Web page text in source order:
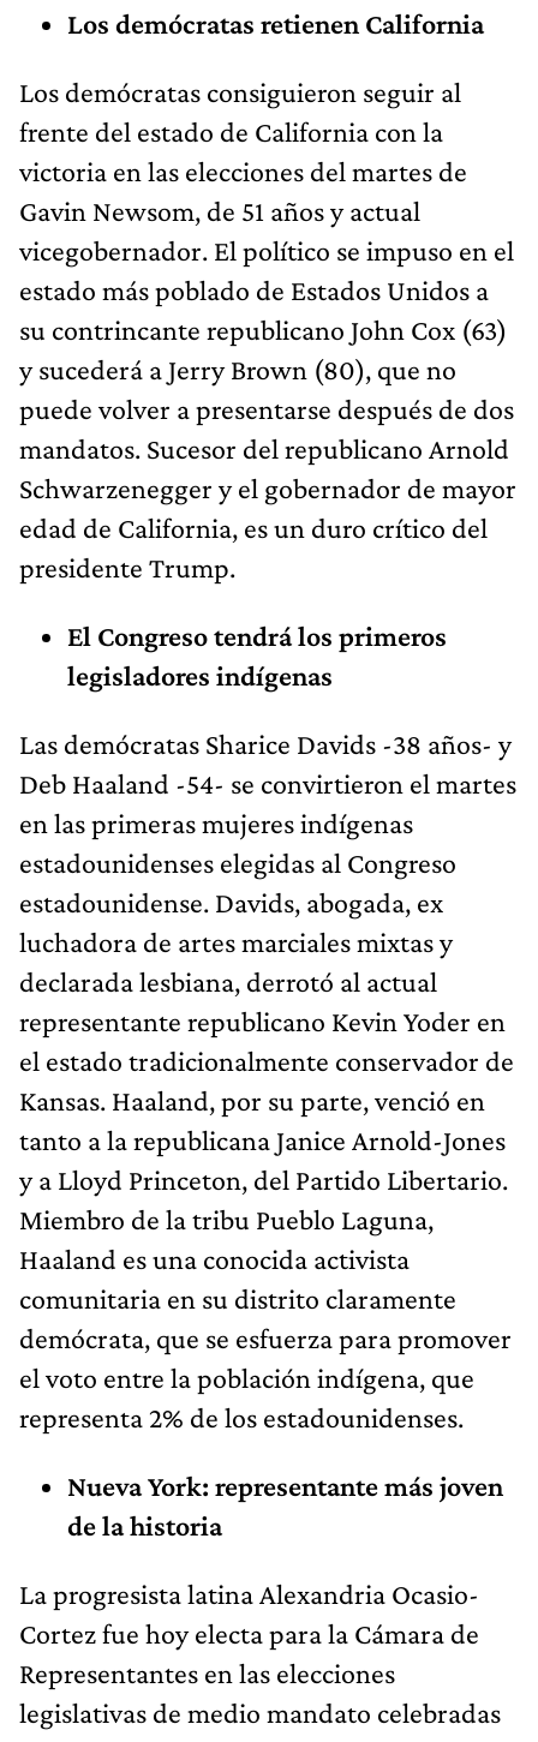
Los demócratas retienen California
Los demócratas consiguieron seguir al
frente del estado de California con la
victoria en las elecciones del martes de
Gavin Newsom, de 51 años y actual
vicegobernador. El político se impuso en el
estado más poblado de Estados Unidos a
su contrincante republicano John Cox (63)
y sucederá a Jerry Brown (80), que no
puede volver a presentarse después de dos
mandatos. Sucesor del republicano Arnold
Schwarzenegger y el gobernador de mayor
edad de California, es un duro crítico del
presidente Trump.
El Congreso tendrá los primeros
legisladores indígenas
Las demócratas Sharice Davids -38 años- y
Deb Haaland -54- se convirtieron el martes
en las primeras mujeres indígenas
estadounidenses elegidas al Congreso
estadounidense. Davids, abogada, ex
luchadora de artes marciales mixtas y
declarada lesbiana, derrotó al actual
representante republicano Kevin Yoder en
el estado tradicionalmente conservador de
Kansas. Haaland, por su parte, venció en
tanto a la republicana Janice Arnold-Jones
y a Lloyd Princeton, del Partido Libertario.
Miembro de la tribu Pueblo Laguna,
Haaland es una conocida activista
comunitaria en su distrito claramente
demócrata, que se esfuerza para promover
el voto entre la población indígena, que
representa 2% de los estadounidenses.
Nueva York: representante más joven
de la historia
La progresista latina Alexandria Ocasio-
Cortez fue hoy electa para la Cámara de
Representantes en las elecciones
legislativas de medio mandato celebradas